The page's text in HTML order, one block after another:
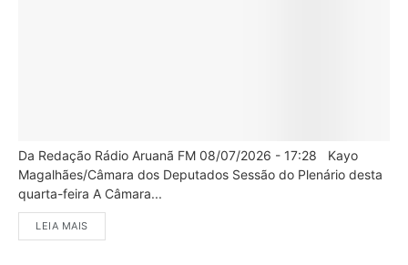
Da Redação Rádio Aruanã FM 08/07/2026 - 17:28 Kayo
Magalhães/Câmara dos Deputados Sessão do Plenário desta
quarta-feira A Câmara...
LEIA MAIS